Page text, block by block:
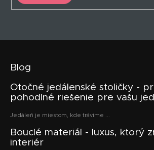
Blog
Otočné jedálenské stoličky -
pohodlné riešenie pre vašu
Jedáleň je miestom, kde trávime ...
Bouclé materiál - luxus, ktorý
interiér